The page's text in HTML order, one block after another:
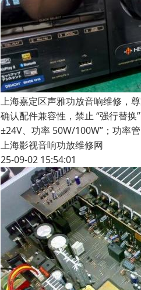
上海嘉定区声雅功放音响维修，
确认配件兼容性，禁止 “强行替
±24V、功率 50W/100W”；功率
上海影视音响功放维修网
25-09-02 15:54:01